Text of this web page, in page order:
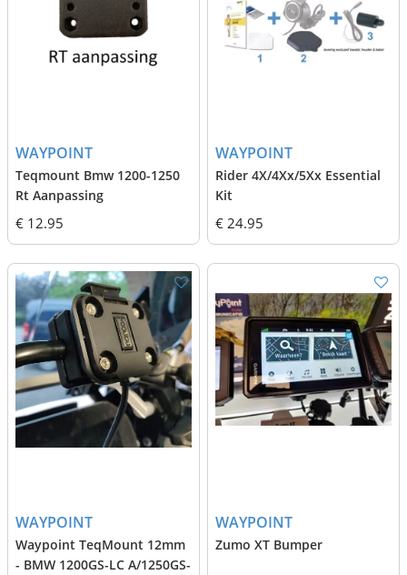
WAYPOINT
Teqmount Bmw 1200-1250
Rt Aanpassing
€ 12.95
WAYPOINT
Rider 4X/4Xx/5Xx Essential
Kit
€ 24.95
WAYPOINT
Waypoint TeqMount 12mm
- BMW 1200GS-LC A/1250GS-
WAYPOINT
Zumo XT Bumper